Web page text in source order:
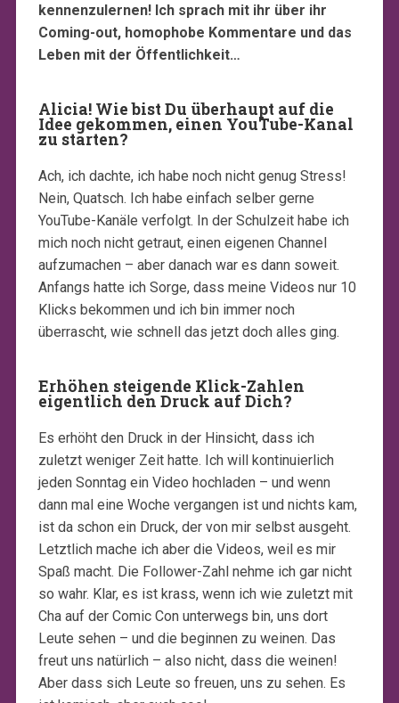
kennenzulernen! Ich sprach mit ihr über ihr
Coming-out, homophobe Kommentare und das
Leben mit der Öffentlichkeit…
Alicia! Wie bist Du überhaupt auf die
Idee gekommen, einen YouTube-Kanal
zu starten?
Ach, ich dachte, ich habe noch nicht genug Stress!
Nein, Quatsch. Ich habe einfach selber gerne
YouTube-Kanäle verfolgt. In der Schulzeit habe ich
mich noch nicht getraut, einen eigenen Channel
aufzumachen – aber danach war es dann soweit.
Anfangs hatte ich Sorge, dass meine Videos nur 10
Klicks bekommen und ich bin immer noch
überrascht, wie schnell das jetzt doch alles ging.
Erhöhen steigende Klick-Zahlen
eigentlich den Druck auf Dich?
Es erhöht den Druck in der Hinsicht, dass ich
zuletzt weniger Zeit hatte. Ich will kontinuierlich
jeden Sonntag ein Video hochladen – und wenn
dann mal eine Woche vergangen ist und nichts kam,
ist da schon ein Druck, der von mir selbst ausgeht.
Letztlich mache ich aber die Videos, weil es mir
Spaß macht. Die Follower-Zahl nehme ich gar nicht
so wahr. Klar, es ist krass, wenn ich wie zuletzt mit
Cha auf der Comic Con unterwegs bin, uns dort
Leute sehen – und die beginnen zu weinen. Das
freut uns natürlich – also nicht, dass die weinen!
Aber dass sich Leute so freuen, uns zu sehen. Es